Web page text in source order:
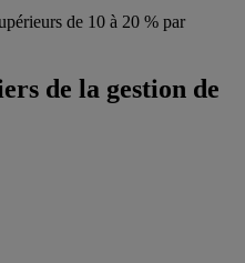
de 10 à 20 % par
de la gestion de